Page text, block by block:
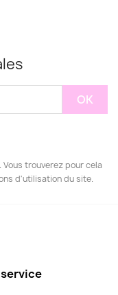
trouverez pour cela
d'utilisation du site.